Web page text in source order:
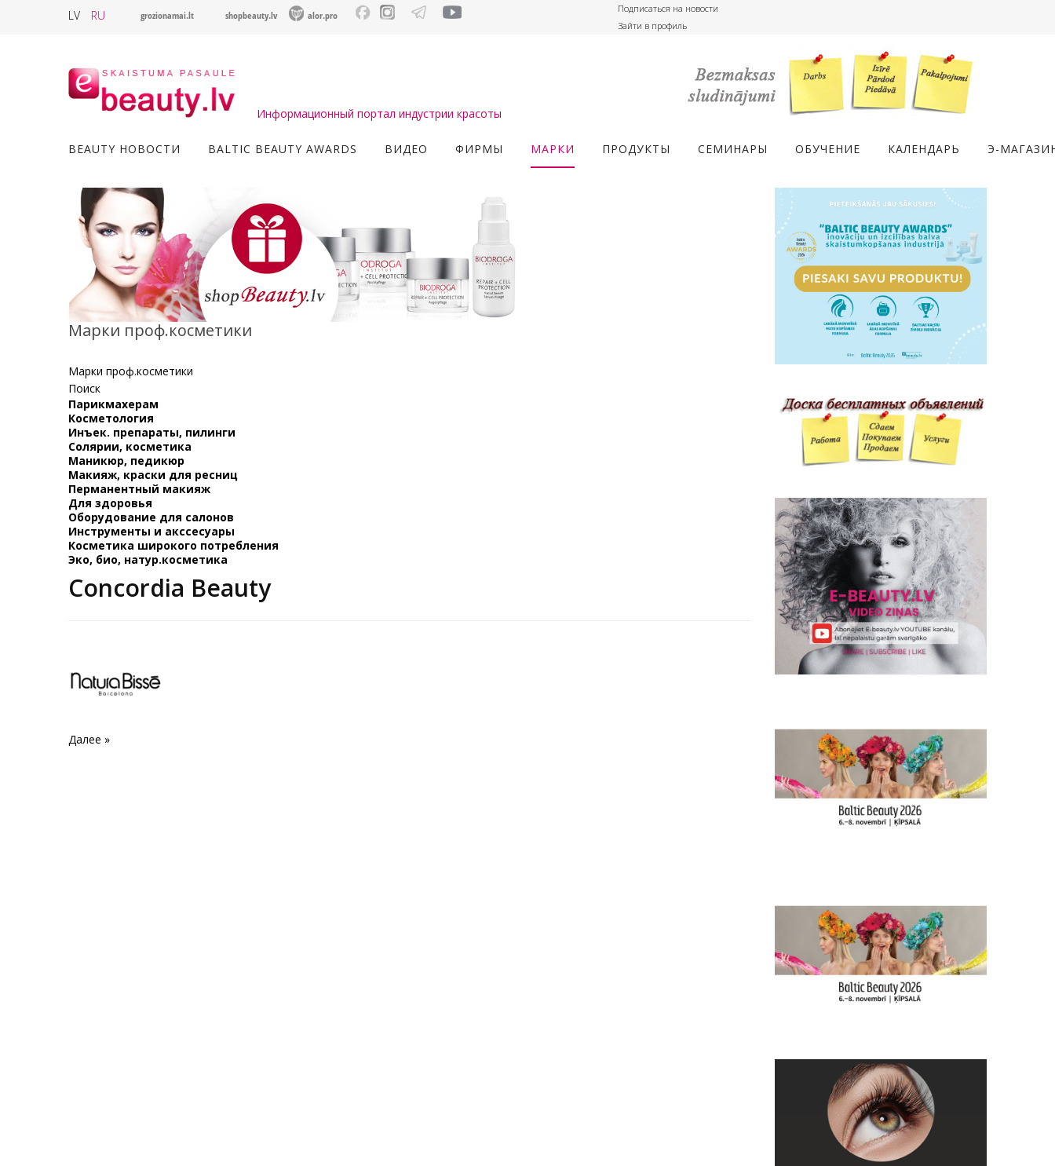
LV RU grozionamai.lt shopbeauty.lv alor.pro
Подписаться на новости
Зайти в профиль
Информационный портал индустрии красоты
BEAUTY НОВОСТИ BALTIC BEAUTY AWARDS ВИДЕО ФИРМЫ МАРКИ ПРОДУКТЫ СЕМИНАРЫ ОБУЧЕНИЕ КАЛЕНДАРЬ Э-
Марки проф.косметики
Марки проф.косметики
Поиск
Парикмахерам
Косметология
Инъек. препараты, пилинги
Солярии, косметика
Маникюр, педикюр
Макияж, краски для ресниц
Перманентный макияж
Для здоровья
Оборудование для салонов
Инструменты и акссесуары
Косметика широкого потребления
Эко, био, натур.косметика
Concordia Beauty
Далее »